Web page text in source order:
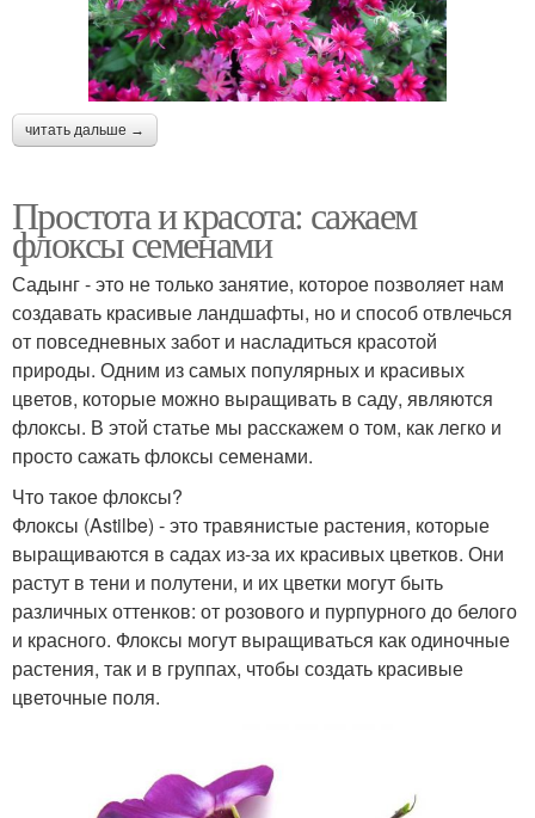
читать дальше →
Простота и красота: сажаем
флоксы семенами
Садынг - это не только занятие, которое позволяет нам
создавать красивые ландшафты, но и способ отвлечься
от повседневных забот и насладиться красотой
природы. Одним из самых популярных и красивых
цветов, которые можно выращивать в саду, являются
флоксы. В этой статье мы расскажем о том, как легко и
просто сажать флоксы семенами.
Что такое флоксы?
Флоксы (Astilbe) - это травянистые растения, которые
выращиваются в садах из-за их красивых цветков. Они
растут в тени и полутени, и их цветки могут быть
различных оттенков: от розового и пурпурного до белого
и красного. Флоксы могут выращиваться как одиночные
растения, так и в группах, чтобы создать красивые
цветочные поля.